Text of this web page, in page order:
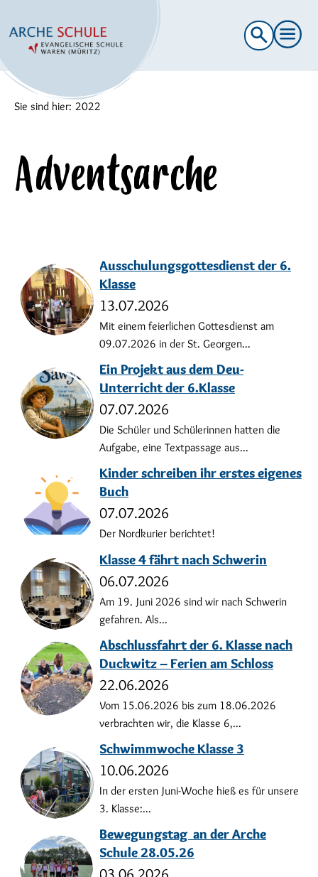
Suche
nach:
Sie sind hier: 2022
Adventsarche
Ausschulungsgottesdienst der 6.
Klasse
13.07.2026
Mit einem feierlichen Gottesdienst am
09.07.2026 in der St. Georgen...
Ein Projekt aus dem Deu-
Unterricht der 6.Klasse
07.07.2026
Die Schüler und Schülerinnen hatten die
Aufgabe, eine Textpassage aus...
Kinder schreiben ihr erstes eigenes
Buch
07.07.2026
Der Nordkurier berichtet!
Klasse 4 fährt nach Schwerin
06.07.2026
Am 19. Juni 2026 sind wir nach Schwerin
gefahren. Als...
Abschlussfahrt der 6. Klasse nach
Duckwitz – Ferien am Schloss
22.06.2026
Vom 15.06.2026 bis zum 18.06.2026
verbrachten wir, die Klasse 6,...
Schwimmwoche Klasse 3
10.06.2026
In der ersten Juni-Woche hieß es für unsere
3. Klasse:...
Bewegungstag an der Arche
Schule 28.05.26